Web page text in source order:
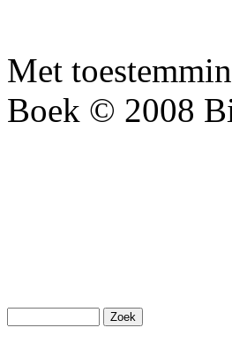
Met
Boek © 2008